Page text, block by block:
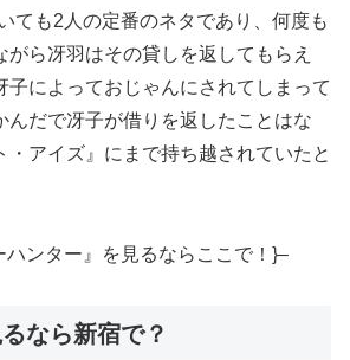
ても2人の定番のネタであり、何度も
がら冴羽はその貸しを返してもらえ
子によっておじゃんにされてしまって
んだで冴子が借りを返したことはな
・アイズ』にまで持ち越されていたと
ハンター』を見るならここで！}–
なら新宿で？